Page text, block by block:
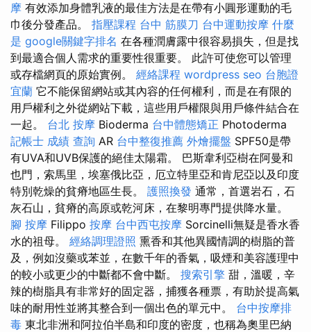
摩 有效添加身體乳液的最佳方法是在帶有小圓形運動的毛
巾後分發產品。 指壓課程 台中 筋膜刀 台中運動按摩 什麼
是 google關鍵字排名 在各種潤膚露中很容易損失，但是找
到最適合個人需求的重要性很重要。 此許可使您可以管理
或存檔網頁的原始實例。 經絡課程 wordpress seo 台胞證
宜蘭 它不能保留網站或其內容的任何權利，而是在有限的
用戶權利之外從網站下載，這些用戶權限與用戶條件結合在
一起。 台北 按摩 Bioderma 台中體態矯正 Photoderma
記帳士 成績 查詢 AR 台中整復推薦 外燴擺盤 SPF50是帶
有UVA和UVB保護的絕佳太陽霜。 巴斯韋利亞樹在阿曼和
也門，索馬里，埃塞俄比亞，厄立特里亞和肯尼亞以及印度
特別乾燥的貧瘠地區生長。 護照換發 通常，首選岩石，石
灰石山，貧瘠的高原或乾河床，在黎明專門提供降水量。
腳 按摩 Filippo 按摩 台中西屯按摩 Sorcinelli無疑是香水香
水的祖母。 經絡調理證照 熏香和其他異國情調的樹脂的普
及，例如沒藥或苯並，在數千年的香氣，吸煙和美容護理中
的較小或更少的中斷都不會中斷。 搜索引擎 甜，溫暖，辛
辣的樹脂具有非常好的固定器，捕獲各種票，有助於提高氣
味的耐用性並將其整合到一個出色的單元中。 台中按摩排
毒 東北非洲和阿拉伯半島和印度的密度，也稱為奧里巴納